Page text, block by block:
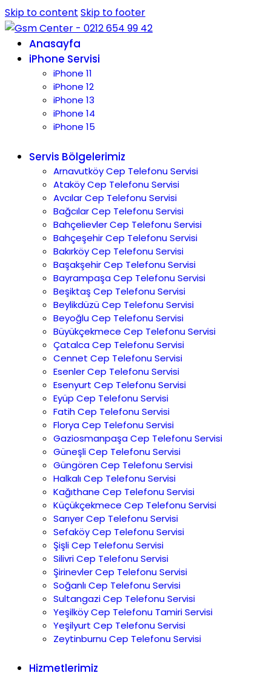
Skip to content Skip to footer
Anasayfa
iPhone Servisi
iPhone 11
iPhone 12
iPhone 13
iPhone 14
iPhone 15
Servis Bölgelerimiz
Arnavutköy Cep Telefonu Servisi
Ataköy Cep Telefonu Servisi
Avcılar Cep Telefonu Servisi
Bağcılar Cep Telefonu Servisi
Bahçelievler Cep Telefonu Servisi
Bahçeşehir Cep Telefonu Servisi
Bakırköy Cep Telefonu Servisi
Başakşehir Cep Telefonu Servisi
Bayrampaşa Cep Telefonu Servisi
Beşiktaş Cep Telefonu Servisi
Beylikdüzü Cep Telefonu Servisi
Beyoğlu Cep Telefonu Servisi
Büyükçekmece Cep Telefonu Servisi
Çatalca Cep Telefonu Servisi
Cennet Cep Telefonu Servisi
Esenler Cep Telefonu Servisi
Esenyurt Cep Telefonu Servisi
Eyüp Cep Telefonu Servisi
Fatih Cep Telefonu Servisi
Florya Cep Telefonu Servisi
Gaziosmanpaşa Cep Telefonu Servisi
Güneşli Cep Telefonu Servisi
Güngören Cep Telefonu Servisi
Halkalı Cep Telefonu Servisi
Kağıthane Cep Telefonu Servisi
Küçükçekmece Cep Telefonu Servisi
Sarıyer Cep Telefonu Servisi
Sefaköy Cep Telefonu Servisi
Şişli Cep Telefonu Servisi
Silivri Cep Telefonu Servisi
Şirinevler Cep Telefonu Servisi
Soğanlı Cep Telefonu Servisi
Sultangazi Cep Telefonu Servisi
Yeşilköy Cep Telefonu Tamiri Servisi
Yeşilyurt Cep Telefonu Servisi
Zeytinburnu Cep Telefonu Servisi
Hizmetlerimiz